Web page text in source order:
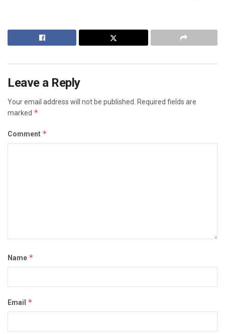
Leave a Reply
Your email address will not be published.
Required fields are
marked *
Comment *
Name *
Email *